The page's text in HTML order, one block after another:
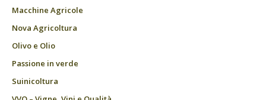
Macchine Agricole
Nova Agricoltura
Olivo e Olio
Passione in verde
Suinicoltura